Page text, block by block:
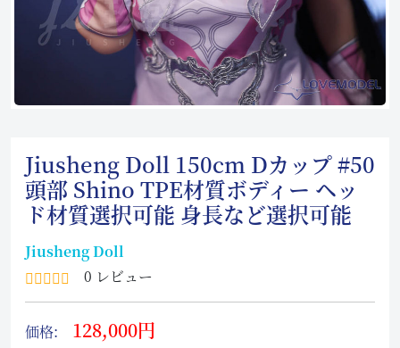
Jiusheng Doll 150cm Dカップ #50
頭部 Shino TPE材質ボディー ヘッ
ド材質選択可能 身長など選択可能
Jiusheng Doll
0 レビュー
価格: 128,000円